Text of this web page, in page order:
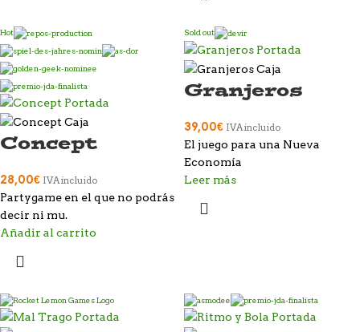
Hot
Concept
28,00€ IVA incluido
Partygame en el que no podrás
decir ni mu.
Añadir al carrito
Sold out
Granjeros
39,00€ IVA incluido
El juego para una Nueva
Economía
Leer más